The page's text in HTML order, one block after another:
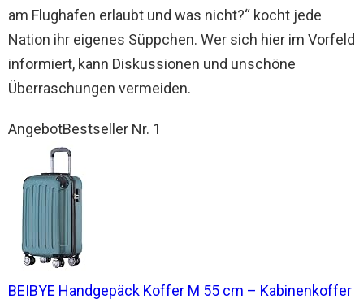
am Flughafen erlaubt und was nicht?“ kocht jede
Nation ihr eigenes Süppchen. Wer sich hier im Vorfeld
informiert, kann Diskussionen und unschöne
Überraschungen vermeiden.
AngebotBestseller Nr. 1
BEIBYE Handgepäck Koffer M 55 cm – Kabinenkoffer